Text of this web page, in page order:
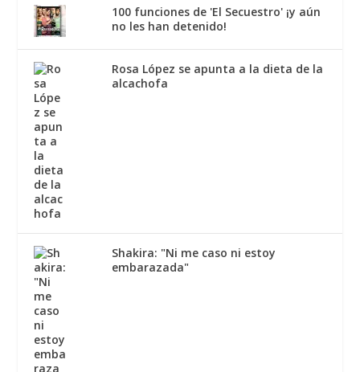
100 funciones de 'El Secuestro' ¡y aún
no les han detenido!
Rosa López se apunta a la dieta de la
alcachofa
Shakira: "Ni me caso ni estoy
embarazada"